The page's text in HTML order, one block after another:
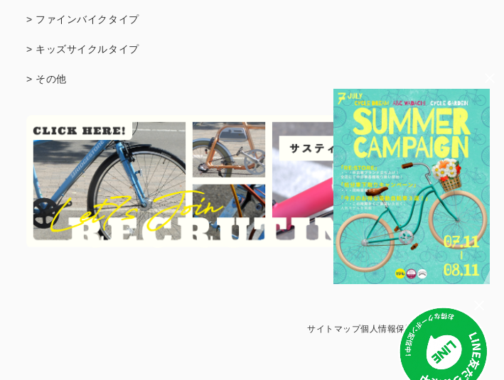
> ファインバイクタイプ
> キッズサイクルタイプ
> その他
サイトマップ個人情報保護方針